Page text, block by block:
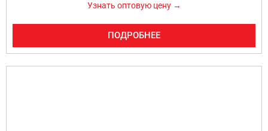
Узнать оптовую цену →
ПОДРОБНЕЕ